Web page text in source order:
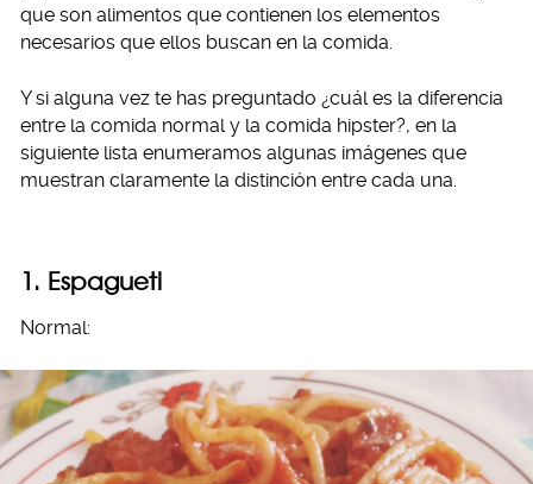
que son alimentos que contienen los elementos
necesarios que ellos buscan en la comida.
Y si alguna vez te has preguntado ¿cuál es la diferencia
entre la comida normal y la comida hipster?, en la
siguiente lista enumeramos algunas imágenes que
muestran claramente la distinción entre cada una.
1. Espagueti
Normal: